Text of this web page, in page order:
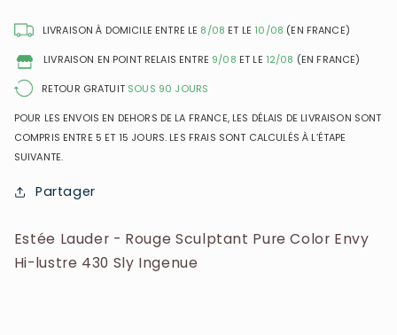
Color
Hi-
lustre
Sly
Ingenue
Color
Hi-
lustre
Sly
Ingenue
LIVRAISON À DOMICILE ENTRE LE 8/08 ET LE 10/08 (EN FRANCE)
LIVRAISON EN POINT RELAIS ENTRE 9/08 ET LE 12/08 (EN FRANCE)
RETOUR GRATUIT SOUS 90 JOURS
POUR LES ENVOIS EN DEHORS DE LA FRANCE, LES DÉLAIS DE LIVRAISON SONT
COMPRIS ENTRE 5 ET 15 JOURS. LES FRAIS SONT CALCULÉS À L’ÉTAPE
SUIVANTE.
Partager
Estée Lauder - Rouge Sculptant Pure Color Envy
Hi-lustre 430 Sly Ingenue